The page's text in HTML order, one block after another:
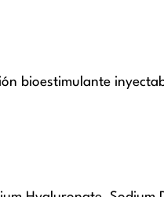
bioestimulante